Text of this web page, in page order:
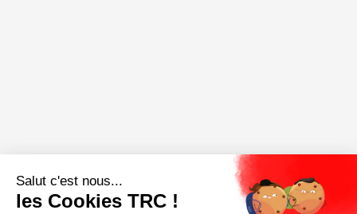
Salut c'est nous...
les Cookies TRC !